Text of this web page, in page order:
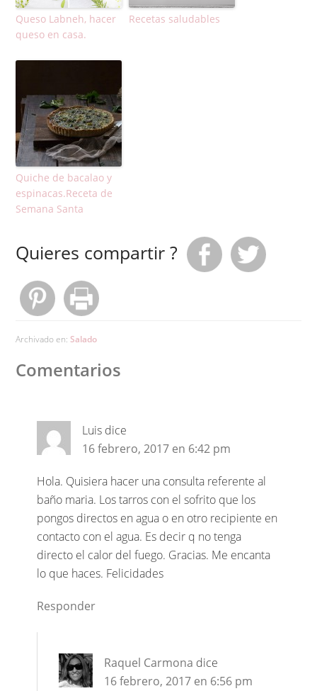
Queso Labneh, hacer
queso en casa.
Recetas saludables
Quiche de bacalao y
espinacas.Receta de
Semana Santa
Quieres compartir ?
Archivado en: Salado
Comentarios
Luis dice
16 febrero, 2017 en 6:42 pm
Hola. Quisiera hacer una consulta referente al
baño maria. Los tarros con el sofrito que los
pongos directos en agua o en otro recipiente en
contacto con el agua. Es decir q no tenga
directo el calor del fuego. Gracias. Me encanta
lo que haces. Felicidades
Responder
Raquel Carmona dice
16 febrero, 2017 en 6:56 pm